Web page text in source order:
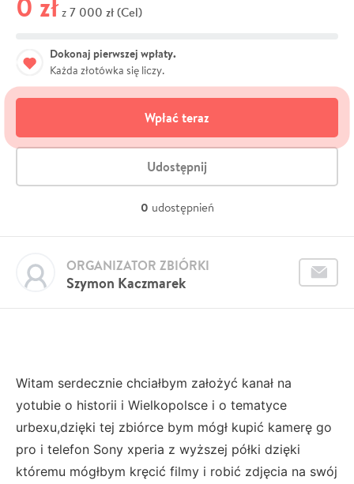
z 7 000 zł (Cel)
Dokonaj pierwszej wpłaty.
Każda złotówka się liczy.
Wpłać teraz
Udostępnij
0 udostępnień
Szymon Kaczmarek
ORGANIZATOR ZBIÓRKI
Witam serdecznie chciałbym założyć kanał na
yotubie o historii i Wielkopolsce i o tematyce
urbexu,dzięki tej zbiórce bym mógł kupić kamerę go
pro i telefon Sony xperia z wyższej półki dzięki
któremu mógłbym kręcić filmy i robić zdjęcia na swój